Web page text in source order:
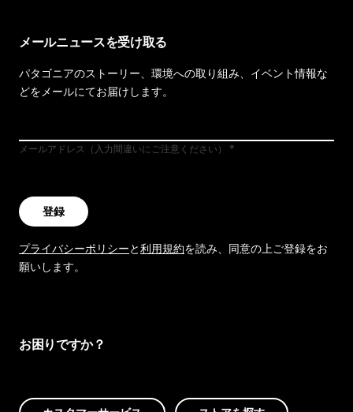
メールニュースを受け取る
パタゴニアのストーリー、環境への取り組み、イベント情報な
どをメールにてお届けします。
メールアドレス（入力間違いにご注意ください）
登録
プライバシーポリシーと利用規約を読み、同意の上ご登録をお
願いします。
お困りですか？